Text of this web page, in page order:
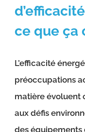
ce que ça
L’efficacité
préoccupations
matière évoluent
aux défis
des